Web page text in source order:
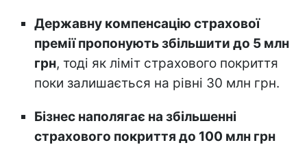
Державну компенсацію страхової
премії пропонують збільшити до 5 млн
грн, тоді як ліміт страхового покриття
поки залишається на рівні 30 млн грн.
Бізнес наполягає на збільшенні
страхового покриття до 100 млн грн